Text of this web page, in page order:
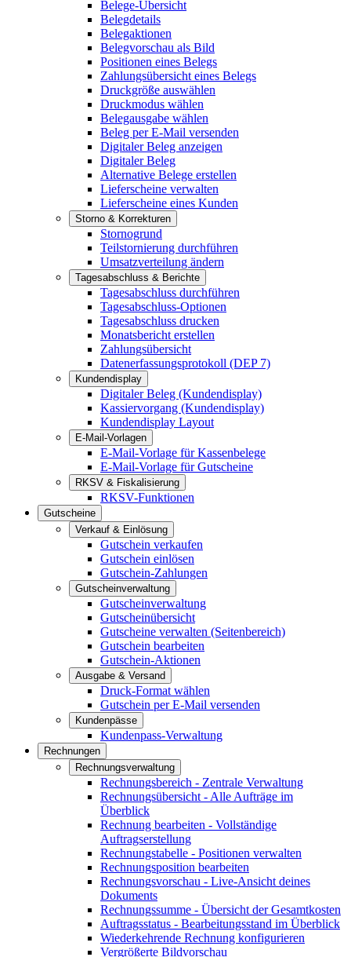
Belege-Übersicht
Belegdetails
Belegaktionen
Belegvorschau als Bild
Positionen eines Belegs
Zahlungsübersicht eines Belegs
Druckgröße auswählen
Druckmodus wählen
Belegausgabe wählen
Beleg per E-Mail versenden
Digitaler Beleg anzeigen
Digitaler Beleg
Alternative Belege erstellen
Lieferscheine verwalten
Lieferscheine eines Kunden
Storno & Korrekturen
Stornogrund
Teilstornierung durchführen
Umsatzverteilung ändern
Tagesabschluss & Berichte
Tagesabschluss durchführen
Tagesabschluss-Optionen
Tagesabschluss drucken
Monatsbericht erstellen
Zahlungsübersicht
Datenerfassungsprotokoll (DEP 7)
Kundendisplay
Digitaler Beleg (Kundendisplay)
Kassiervorgang (Kundendisplay)
Kundendisplay Layout
E-Mail-Vorlagen
E-Mail-Vorlage für Kassenbelege
E-Mail-Vorlage für Gutscheine
RKSV & Fiskalisierung
RKSV-Funktionen
Gutscheine
Verkauf & Einlösung
Gutschein verkaufen
Gutschein einlösen
Gutschein-Zahlungen
Gutscheinverwaltung
Gutscheinverwaltung
Gutscheinübersicht
Gutscheine verwalten (Seitenbereich)
Gutschein bearbeiten
Gutschein-Aktionen
Ausgabe & Versand
Druck-Format wählen
Gutschein per E-Mail versenden
Kundenpässe
Kundenpass-Verwaltung
Rechnungen
Rechnungsverwaltung
Rechnungsbereich - Zentrale Verwaltung
Rechnungsübersicht - Alle Aufträge im
Überblick
Rechnung bearbeiten - Vollständige
Auftragserstellung
Rechnungstabelle - Positionen verwalten
Rechnungsposition bearbeiten
Rechnungsvorschau - Live-Ansicht deines
Dokuments
Rechnungssumme - Übersicht der Gesamtkosten
Auftragsstatus - Bearbeitungsstand im Überblick
Wiederkehrende Rechnung konfigurieren
Vergrößerte Bildvorschau